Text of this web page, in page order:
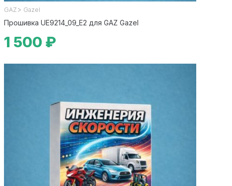
GAZ > Gazel
Прошивка UE9214_09_E2 для GAZ Gazel
1 500 ₽